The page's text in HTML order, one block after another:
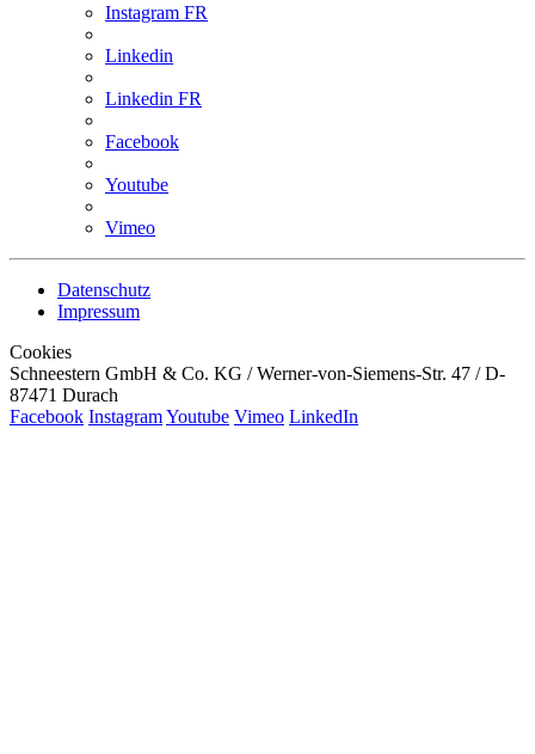
Instagram FR
Linkedin
Linkedin FR
Facebook
Youtube
Vimeo
Datenschutz
Impressum
Cookies
Schneestern GmbH & Co. KG / Werner-von-Siemens-Str. 47 / D-
87471 Durach
Facebook InstagramYoutube Vimeo LinkedIn